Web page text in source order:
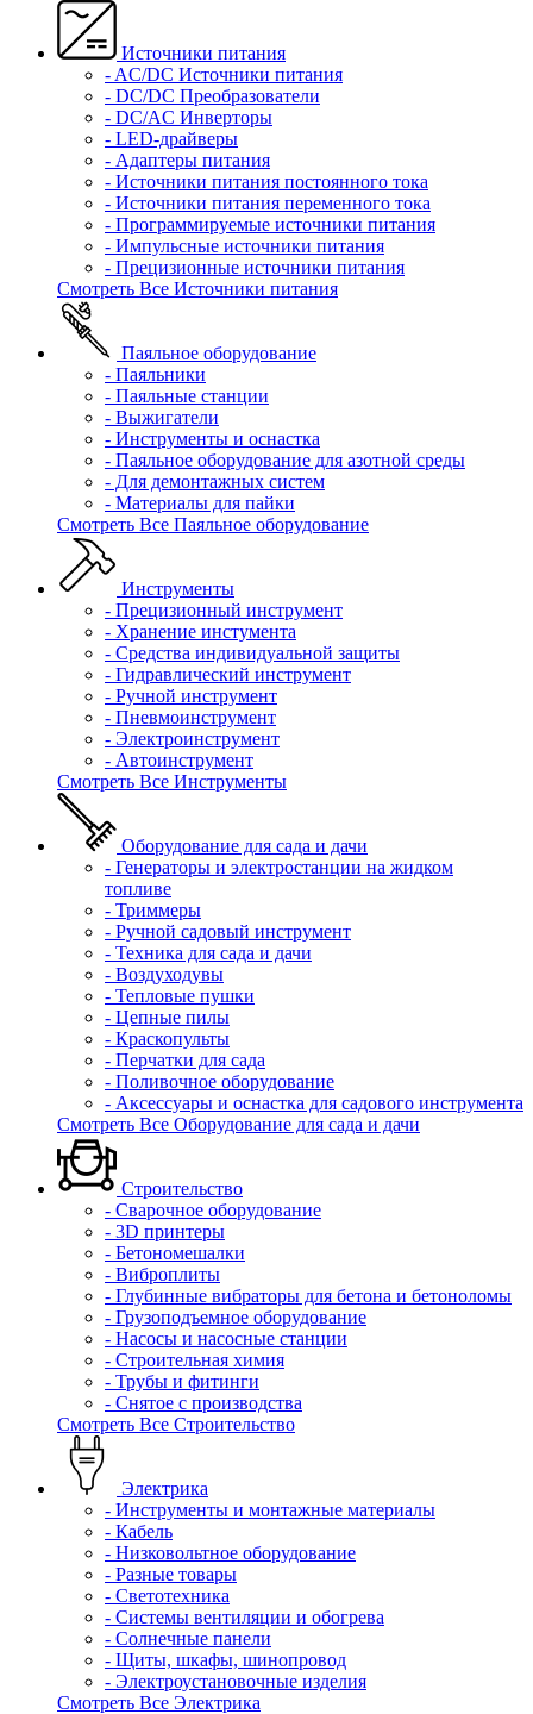
Источники питания
- AC/DC Источники питания
- DC/DC Преобразователи
- DC/AC Инверторы
- LED-драйверы
- Адаптеры питания
- Источники питания постоянного тока
- Источники питания переменного тока
- Программируемые источники питания
- Импульсные источники питания
- Прецизионные источники питания
Смотреть Все Источники питания
Паяльное оборудование
- Паяльники
- Паяльные станции
- Выжигатели
- Инструменты и оснастка
- Паяльное оборудование для азотной среды
- Для демонтажных систем
- Материалы для пайки
Смотреть Все Паяльное оборудование
Инструменты
- Прецизионный инструмент
- Хранение инстумента
- Средства индивидуальной защиты
- Гидравлический инструмент
- Ручной инструмент
- Пневмоинструмент
- Электроинструмент
- Автоинструмент
Смотреть Все Инструменты
Оборудование для сада и дачи
- Генераторы и электростанции на жидком
топливе
- Триммеры
- Ручной садовый инструмент
- Техника для сада и дачи
- Воздуходувы
- Тепловые пушки
- Цепные пилы
- Краскопульты
- Перчатки для сада
- Поливочное оборудование
- Аксессуары и оснастка для садового инструмента
Смотреть Все Оборудование для сада и дачи
Строительство
- Сварочное оборудование
- 3D принтеры
- Бетономешалки
- Виброплиты
- Глубинные вибраторы для бетона и бетоноломы
- Грузоподъемное оборудование
- Насосы и насосные станции
- Строительная химия
- Трубы и фитинги
- Снятое с производства
Смотреть Все Строительство
Электрика
- Инструменты и монтажные материалы
- Кабель
- Низковольтное оборудование
- Разные товары
- Светотехника
- Системы вентиляции и обогрева
- Солнечные панели
- Щиты, шкафы, шинопровод
- Электроустановочные изделия
Смотреть Все Электрика